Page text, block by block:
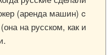
(аренда машин) c
на русском, как и